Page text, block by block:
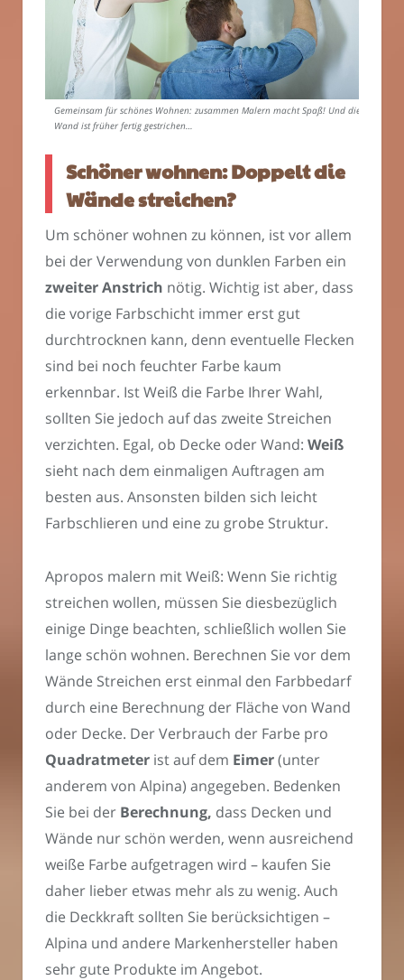
Gemeinsam für schönes Wohnen: zusammen Malern macht Spaß! Und die
Wand ist früher fertig gestrichen…
Schöner wohnen: Doppelt die
Wände streichen?
Um schöner wohnen zu können, ist vor allem
bei der Verwendung von dunklen Farben ein
zweiter Anstrich nötig. Wichtig ist aber, dass
die vorige Farbschicht immer erst gut
durchtrocknen kann, denn eventuelle Flecken
sind bei noch feuchter Farbe kaum
erkennbar. Ist Weiß die Farbe Ihrer Wahl,
sollten Sie jedoch auf das zweite Streichen
verzichten. Egal, ob Decke oder Wand: Weiß
sieht nach dem einmaligen Auftragen am
besten aus. Ansonsten bilden sich leicht
Farbschlieren und eine zu grobe Struktur.
Apropos malern mit Weiß: Wenn Sie richtig
streichen wollen, müssen Sie diesbezüglich
einige Dinge beachten, schließlich wollen Sie
lange schön wohnen. Berechnen Sie vor dem
Wände Streichen erst einmal den Farbbedarf
durch eine Berechnung der Fläche von Wand
oder Decke. Der Verbrauch der Farbe pro
Quadratmeter ist auf dem Eimer(unter
anderem von Alpina) angegeben. Bedenken
Sie bei der Berechnung, dass Decken und
Wände nur schön werden, wenn ausreichend
weiße Farbe aufgetragen wird – kaufen Sie
daher lieber etwas mehr als zu wenig. Auch
die Deckkraft sollten Sie berücksichtigen –
Alpina und andere Markenhersteller haben
sehr gute Produkte im Angebot.